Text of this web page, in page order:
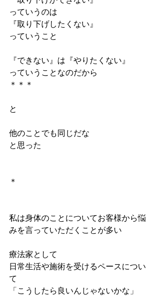
っていうのは
『取り下げしたくない』
っていうこと
『できない』は『やりたくない』
っていうことなのだから
＊＊＊
と
他のことでも同じだな
と思った
＊
私は身体のことについてお客様から悩
みを言っていただくことが多い
療法家として
日常生活や施術を受けるペースについ
て
「こうしたら良いんじゃないかな」